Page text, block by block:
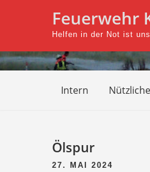
Feuerwehr
Helfen in der Not ist
Intern
Ölspur
27. MAI 2024